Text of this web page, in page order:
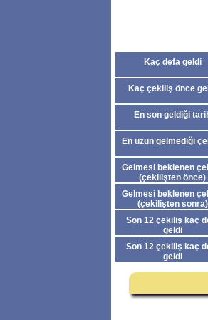
Kaç defa geldi
Kaç çekiliş önce
En son geldiği
En uzun gelmediği
Gelmesi beklenen
(çekilişten önce)
Gelmesi beklenen
(çekilişten sonra)
Son 12 çekiliş kaç
geldi
Son 12 çekiliş kaç
geldi